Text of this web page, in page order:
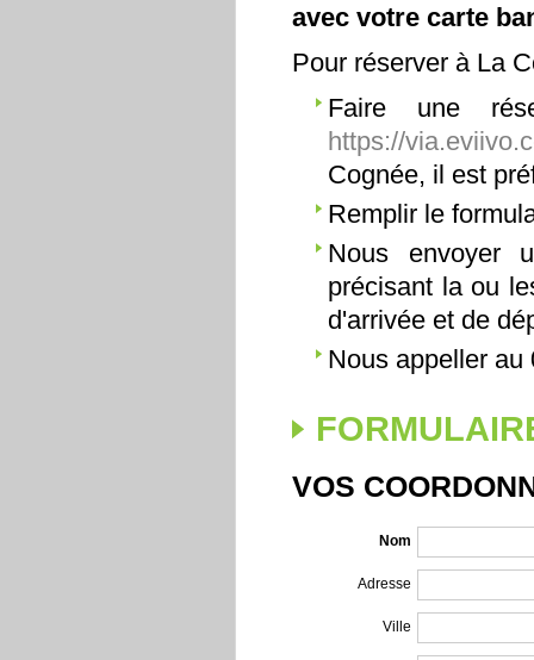
avec votre carte
Pour réserver à La
Faire une
https://
Cognée, il est
Remplir le
Nous envoyer
précisant la ou
d'arrivée et de
Nous appeller au
VOS
Nom
Adresse
Ville